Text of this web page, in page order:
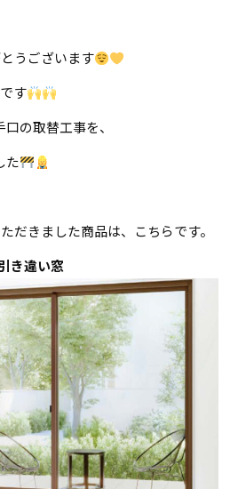
うございます
す
の取替工事を、
た
だきました商品は、こちらです。
き違い窓